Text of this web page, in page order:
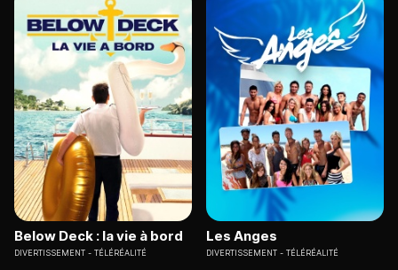
Below Deck : la vie à bord
DIVERTISSEMENT TÉLÉRÉALITÉ
Les Anges
DIVERTISSEMENT TÉLÉRÉALITÉ